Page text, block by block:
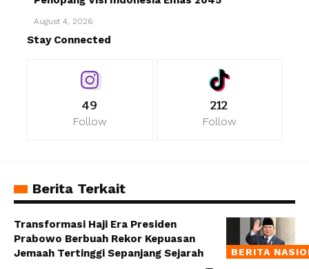
August 4, 2026
Stay Connected
49
Follow
212
Follow
Berita Terkait
BERITA
Transformasi Haji Era Presiden
Prabowo Berbuah Rekor Kepuasan
Jemaah Tertinggi Sepanjang Sejarah